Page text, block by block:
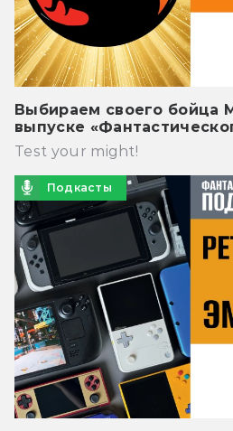
Выбираем своего бойца
выпуске
Test your might!
Подкасты